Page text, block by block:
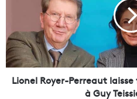
M
a
r
R
o
y
Lionel Royer-Perreaut
à Guy